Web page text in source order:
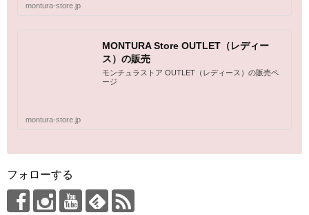
montura-store.jp
MONTURA Store OUTLET（レディー
ス）の販売
モンチュラストア OUTLET（レディース）の販売ペ
ージ
montura-store.jp
フォローする